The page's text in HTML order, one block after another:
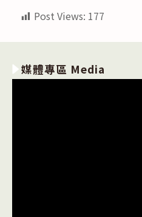
Post Views: 177
媒體專區 Media